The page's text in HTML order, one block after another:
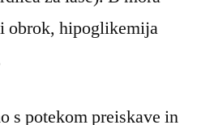
obrok, hipoglikemija
s potekom preiskave in